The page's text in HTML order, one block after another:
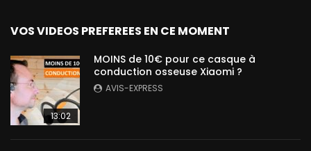
VOS VIDEOS PREFEREES EN CE MOMENT
13:02
MOINS de 10€ pour ce casque à
conduction osseuse Xiaomi ?
AVIS-EXPRESS